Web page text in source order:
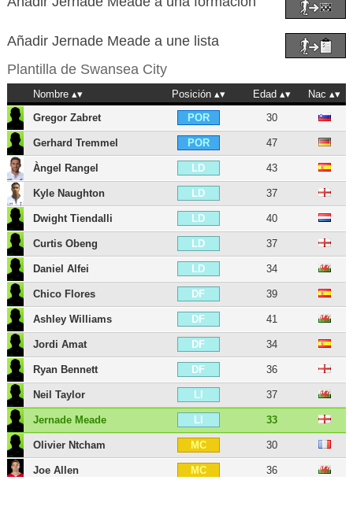
Añadir Jernade Meade a une lista
Plantilla de Swansea City
Nombre Posición Edad
Nac
Gregor Zabret
POR 30
Gerhard Tremmel POR 47
Àngel Rangel LD 43
Kyle Naughton LD 37
Dwight Tiendalli LD 40
Curtis Obeng LD 37
Daniel Alfei LD 34
Chico Flores DF 39
Ashley Williams DF 41
Jordi Amat DF 34
Ryan Bennett DF 36
Neil Taylor LI 37
Jernade Meade LI 33
Olivier Ntcham MC 30
Joe Allen MC 36